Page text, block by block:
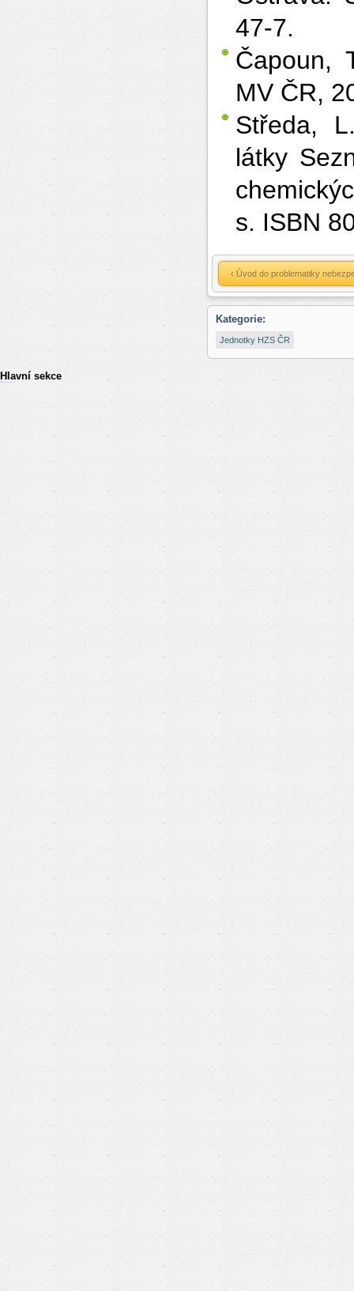
47-7.
Čapoun,
MV ČR,
Středa,
látky
s. ISBN
‹ Úvod do problematiky
Kategorie:
Jednotky HZS ČR
Hlavní sekce